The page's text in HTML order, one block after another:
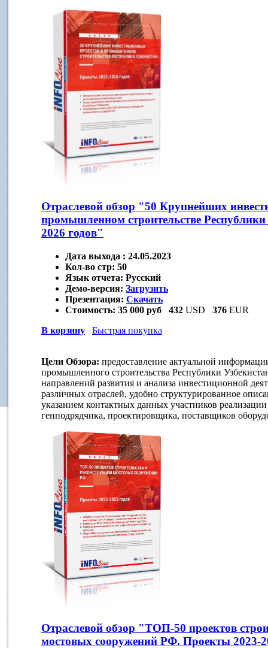
Отраслевой обзор "50 Крупнейших
промышленном строительстве
2026 годов"
Дата выхода : 24.05.2023
Кол-во стр: 50
Язык отчета: Русский
Демо-версия: Загрузить
Презентация: Скачать
Стоимость: 35 000 руб 432 USD 376 EUR
В корзину
Быстрая покупка
Цели Обзора: предоставление актуальной
промышленного строительства Республики
направлений развития и анализа инвестиционной
различных отраслей, удобно структурированное
указанием контактных данных участников реализации
генподрядчика, проектировщика, поставщиков
Отраслевой обзор "ТОП-50 проектов
мостовых сооружений РФ. Проекты 2023-